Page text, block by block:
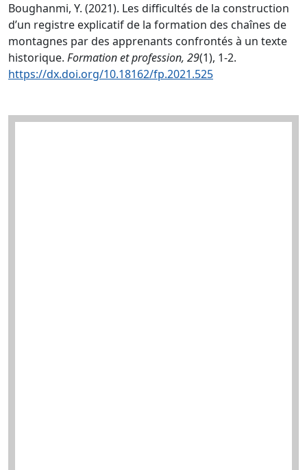
Boughanmi, Y. (2021). Les difficultés de la construction
d’un registre explicatif de la formation des chaînes de
montagnes par des apprenants confrontés à un texte
historique. Formation et profession, 29(1), 1-2.
https://dx.doi.org/10.18162/fp.2021.525